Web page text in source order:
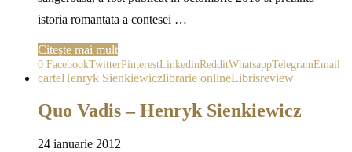
istoria romantata a contesei …
Citește mai mult
0 FacebookTwitterPinterestLinkedinRedditWhatsappTelegramEmail
carteHenryk Sienkiewiczlibrarie onlineLibrisreview
Quo Vadis – Henryk Sienkiewicz
24 ianuarie 2012